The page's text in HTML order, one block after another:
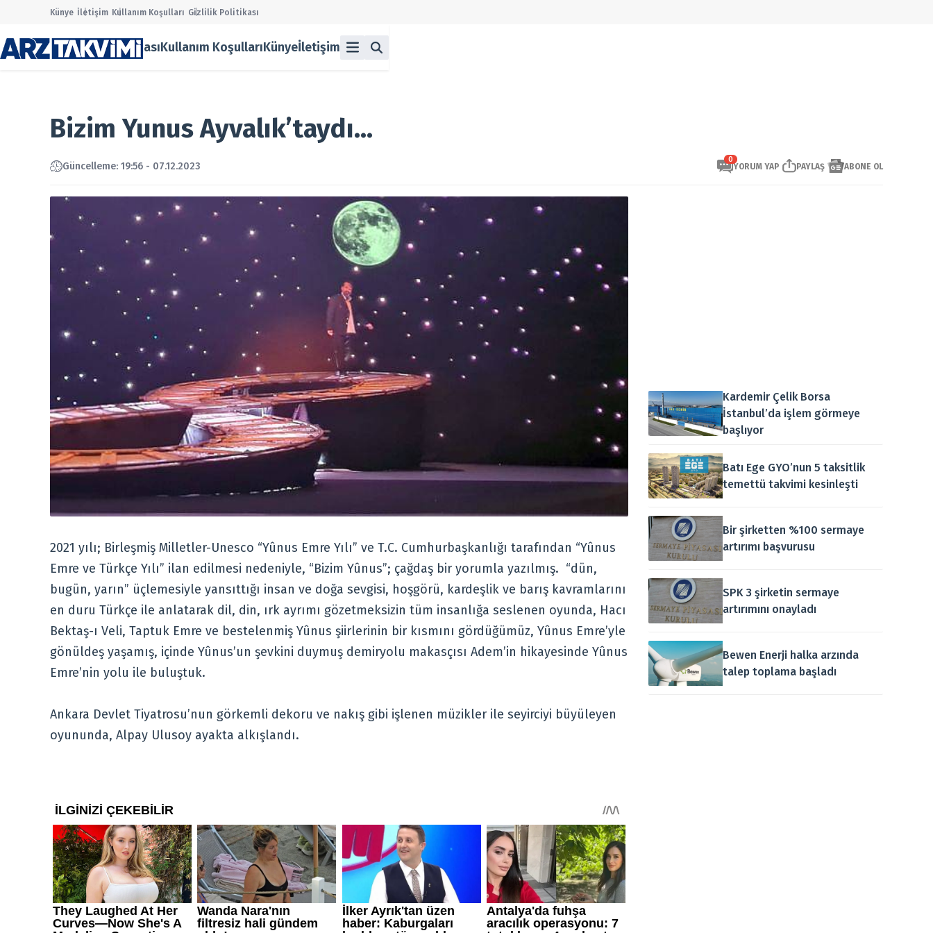
Main Menü
Borsa
Ekonomi
Kurumsal
Gizlilik Politikası
Kullanım Koşulları
İletişim
Künye İletişim Kullanım Koşulları Gizlilik Politikası
Gizlilik PolitikasıKullanım KoşullarıKünyeİletişim
Bizim Yunus Ayvalık’taydı…
Güncelleme: 19:56 - 07.12.2023
0
YORUM YAP PAYLAŞ ABONE OL
2021 yılı; Birleşmiş Milletler-Unesco “Yûnus Emre Yılı” ve T.C. Cumhurbaşkanlığı tarafından “Yûnus
Emre ve Türkçe Yılı” ilan edilmesi nedeniyle, “Bizim Yûnus”; çağdaş bir yorumla yazılmış. “dün,
bugün, yarın” üçlemesiyle yansıttığı insan ve doğa sevgisi, hoşgörü, kardeşlik ve barış kavramlarını
en duru Türkçe ile anlatarak dil, din, ırk ayrımı gözetmeksizin tüm insanlığa seslenen oyunda, Hacı
Bektaş-ı Veli, Taptuk Emre ve bestelenmiş Yûnus şiirlerinin bir kısmını gördüğümüz, Yûnus Emre’yle
gönüldeş yaşamış, içinde Yûnus’un şevkini duymuş demiryolu makasçısı Adem’in hikayesinde Yûnus
Emre’nin yolu ile buluştuk.
Ankara Devlet Tiyatrosu’nun görkemli dekoru ve nakış gibi işlenen müzikler ile seyirciyi büyüleyen
oyununda, Alpay Ulusoy ayakta alkışlandı.
Kardemir Çelik Borsa
İstanbul’da işlem görmeye
başlıyor
Batı Ege GYO’nun 5 taksitlik
temettü takvimi kesinleşti
Bir şirketten %100 sermaye
artırımı başvurusu
SPK 3 şirketin sermaye
artırımını onayladı
Bewen Enerji halka arzında
talep toplama başladı